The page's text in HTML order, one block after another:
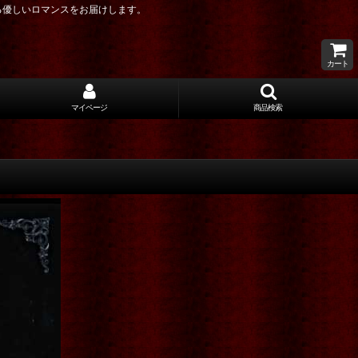
しいロマンスをお届けします。
カート
マイページ 商品検索